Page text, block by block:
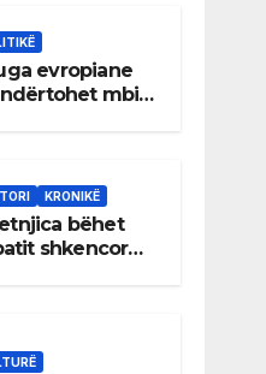
evropiane
mbi
KRONIKË
bëhet
shkencor